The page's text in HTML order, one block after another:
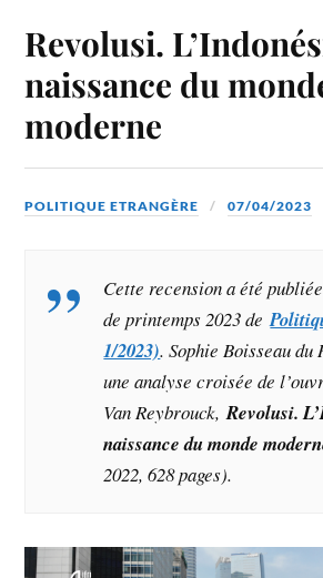
Revolusi.
naissance du
moderne
POLITIQUE ETRANGÈRE 07/04/2023
Cette recension a été
de printemps 2023 de
1/2023). Sophie Boisseau du
une analyse croisée de
Van Reybrouck,Revolusi.
naissance du monde
2022, 628 pages).